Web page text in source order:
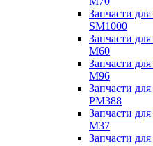
Запчасти
SM1000
Запчасти
M60
Запчасти
M96
Запчасти
PM388
Запчасти
M37
Запчасти